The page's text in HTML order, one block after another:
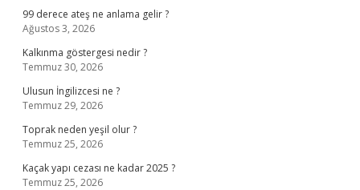
99 derece ateş ne anlama gelir ?
Ağustos 3, 2026
Kalkınma göstergesi nedir ?
Temmuz 30, 2026
Ulusun İngilizcesi ne ?
Temmuz 29, 2026
Toprak neden yeşil olur ?
Temmuz 25, 2026
Kaçak yapı cezası ne kadar 2025 ?
Temmuz 25, 2026